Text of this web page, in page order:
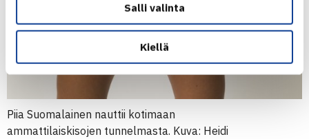
Salli valinta
Kiellä
Piia Suomalainen nauttii kotimaan
ammattilaiskisojen tunnelmasta. Kuva: Heidi